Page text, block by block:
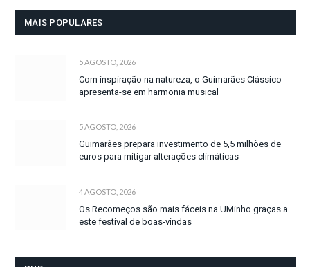
MAIS POPULARES
5 AGOSTO, 2026
Com inspiração na natureza, o Guimarães Clássico
apresenta-se em harmonia musical
5 AGOSTO, 2026
Guimarães prepara investimento de 5,5 milhões de
euros para mitigar alterações climáticas
4 AGOSTO, 2026
Os Recomeços são mais fáceis na UMinho graças a
este festival de boas-vindas